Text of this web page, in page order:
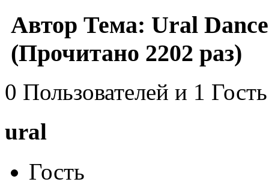
Автор Тема: Ural
(Прочитано 2202 раз)
0 Пользователей и 1
ural
Гость